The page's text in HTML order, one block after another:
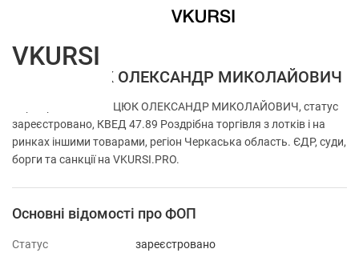
ФОП МИЦЮК ОЛЕКСАНДР МИКОЛАЙОВИЧ
Перевірка ФОП МИЦЮК ОЛЕКСАНДР МИКОЛАЙОВИЧ, статус
зареєстровано, КВЕД 47.89 Роздрібна торгівля з лотків і на
ринках іншими товарами, регіон Черкаська область. ЄДР, суди,
борги та санкції на VKURSI.PRO.
Основні відомості про ФОП
Статус
зареєстровано
VKURSI